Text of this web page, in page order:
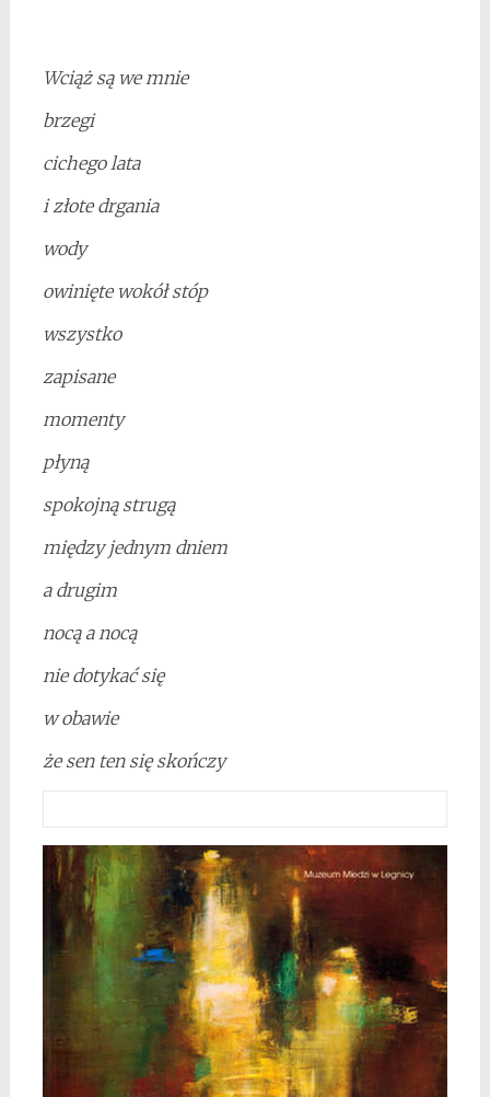
Wciąż są we mnie
brzegi
cichego lata
i złote drgania
wody
owinięte wokół stóp
wszystko
zapisane
momenty
płyną
spokojną strugą
między jednym dniem
a drugim
nocą a nocą
nie dotykać się
w obawie
że sen ten się skończy